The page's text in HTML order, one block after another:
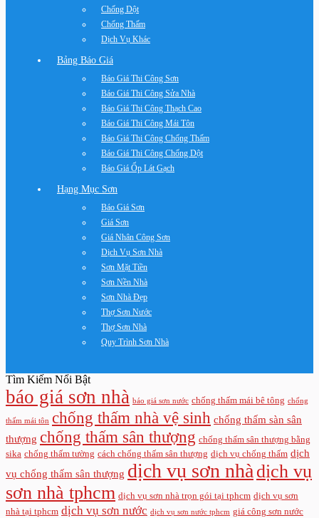
Chống Dột
Chống Thấm
Dịch Vụ Khác
Bảng Báo Giá
Báo Giá Thi Công Sơn
Báo Giá Thi Công Sửa Nhà
Báo Giá Thi Công Thạch Cao
Báo Giá Thi Công Mái Tôn
Báo Giá Thi Công Chống Thấm
Báo Giá Thi Công Chống Dột
Báo Giá Ốp Lát Gạch
Hạng Mục Sơn
Báo Giá Sơn
Giá Sơn
Giá Nhân Công Sơn
Dịch Vụ Sơn Nhà
Sơn Mặt Tiền
Sơn Nền Nhà
Sơn Nhà Đẹp
Thợ Sơn Nước
Thợ Sơn Nhà
Quy Trình Sơn Nhà
Tìm Kiếm Nổi Bật
báo giá sơn nhà báo giá sơn nước chống thấm mái bê tông chống
thấm mái tôn chống thấm nhà vệ sinh chống thấm sàn sân
thượng chống thấm sân thượng chống thấm sân thượng bằng
sika chống thấm tường cách chống thấm sân thượng dịch vụ chống thấm dịch
vụ chống thấm sân thượng dịch vụ sơn nhà dịch vụ
sơn nhà tphcm dịch vụ sơn nhà trọn gói tại tphcm dịch vụ sơn
nhà tại tphcm dịch vụ sơn nước dịch vụ sơn nước tphcm giá công sơn nước